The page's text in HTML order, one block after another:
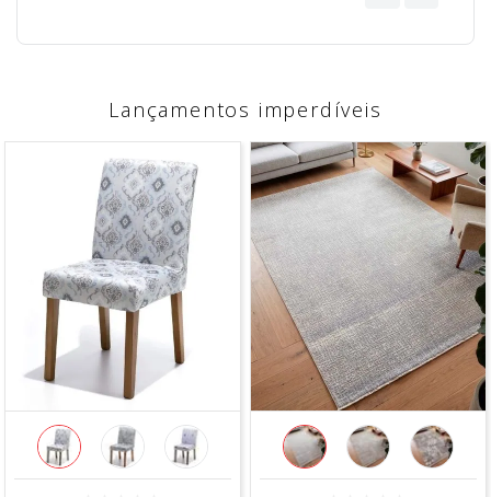
Lançamentos imperdíveis